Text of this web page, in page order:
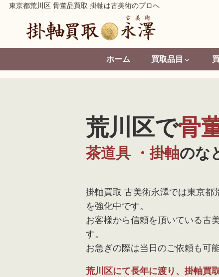
東京都荒川区 骨董品買取 掛軸は古美術のプロへ
ホーム 買取品目
荒川区で骨
茶道具 ・掛軸のな
掛軸買取 古美術永澤では東京都
を強化中です。
お客様から信頼を頂いている古
す。
お急ぎの際は当日のご依頼も可
荒川区にて長年に渡り、掛軸買